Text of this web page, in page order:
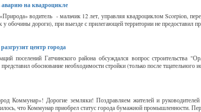
аварию на квадроцикле
водитель - мальчик 12 лет, управляя квадроциклом Scorpion,
у обочины дороги), при выезде с прилегающей территории не предоставил
центр города
поселений Гатчинского района обсуждался вопрос строительства
обоснование необходимости стройки (только после тщательного
Коммунар»! Дорогие земляки! Поздравляем жителей и
что Коммунар приобрел статус города бумажной промышленности.